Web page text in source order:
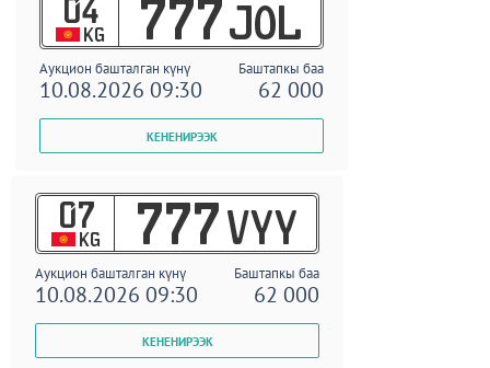
04
KG 777 JOL
Аукцион башталган күнү Баштапкы баа
10.08.2026 09:30 62 000
07
KG 777 VYY
Аукцион башталган күнү Баштапкы баа
10.08.2026 09:30 62 000